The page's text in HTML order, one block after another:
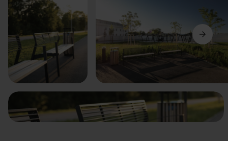
Poprzedni Dalej